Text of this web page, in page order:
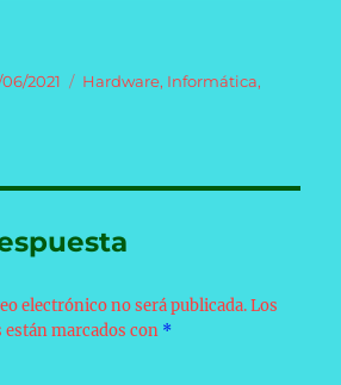
2021 Categorías
Hardware, Informática,
electrónico no será publicada. Los
marcados con *